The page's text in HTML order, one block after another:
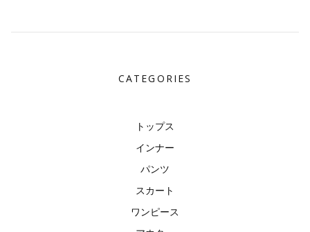
CATEGORIES
トップス
インナー
パンツ
スカート
ワンピース